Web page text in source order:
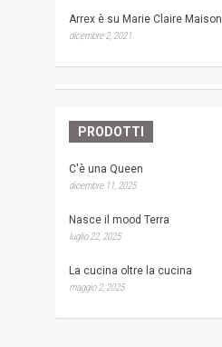
Arrex è su Marie Claire Maison
dicembre 2, 2021
PRODOTTI
C'è una Queen
dicembre 11, 2025
Nasce il mood Terra
luglio 22, 2025
La cucina oltre la cucina
maggio 2, 2025